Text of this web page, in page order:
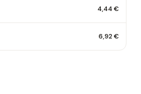
4,44 €
6,92 €